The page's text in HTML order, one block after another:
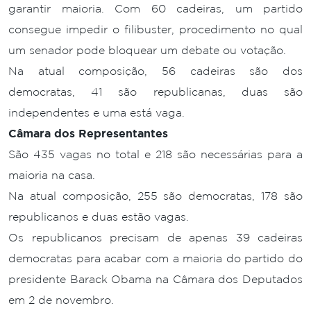
garantir maioria. Com 60 cadeiras, um partido
consegue impedir o filibuster, procedimento no qual
um senador pode bloquear um debate ou votação.
Na atual composição, 56 cadeiras são dos
democratas, 41 são republicanas, duas são
independentes e uma está vaga.
Câmara dos Representantes
São 435 vagas no total e 218 são necessárias para a
maioria na casa.
Na atual composição, 255 são democratas, 178 são
republicanos e duas estão vagas.
Os republicanos precisam de apenas 39 cadeiras
democratas para acabar com a maioria do partido do
presidente Barack Obama na Câmara dos Deputados
em 2 de novembro.